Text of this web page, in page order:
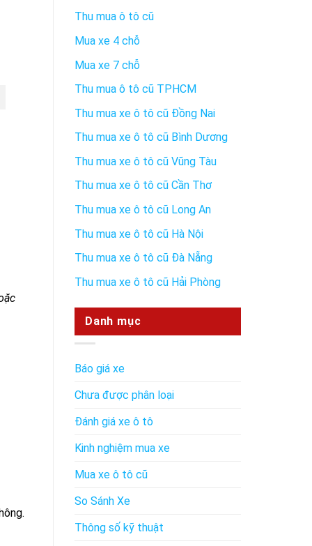
Thu mua ô tô cũ
Mua xe 4 chỗ
Mua xe 7 chỗ
Thu mua ô tô cũ TPHCM
Thu mua xe ô tô cũ Đồng Nai
Thu mua xe ô tô cũ Bình Dương
Thu mua xe ô tô cũ Vũng Tàu
Thu mua xe ô tô cũ Cần Thơ
Thu mua xe ô tô cũ Long An
Thu mua xe ô tô cũ Hà Nội
Thu mua xe ô tô cũ Đà Nẵng
Thu mua xe ô tô cũ Hải Phòng
Danh mục
Báo giá xe
Chưa được phân loại
Đánh giá xe ô tô
Kinh nghiệm mua xe
Mua xe ô tô cũ
So Sánh Xe
Thông số kỹ thuật